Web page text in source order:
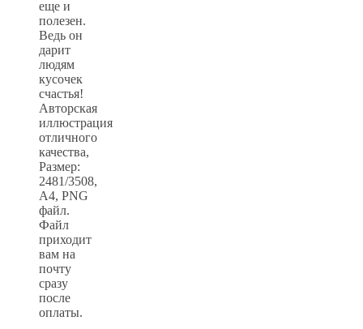
еще и
полезен.
Ведь он
дарит
людям
кусочек
счастья!
Авторская
иллюстрация
отличного
качества,
Размер:
2481/3508,
А4, PNG
файл.
Файл
приходит
вам на
почту
сразу
после
оплаты.